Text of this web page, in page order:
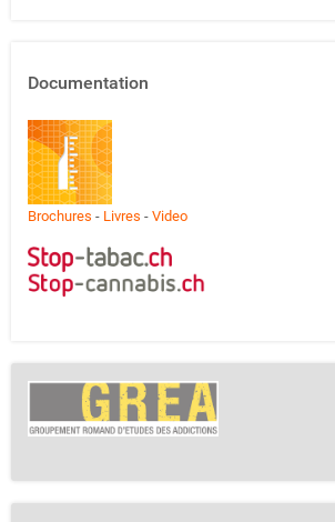
Documentation
Brochures - Livres - Video